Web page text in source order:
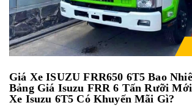
Giá Xe ISUZU FRR650 6T5 Bao
Bảng Giá Isuzu FRR 6 Tấn Rưỡi
Xe Isuzu 6T5 Có Khuyến Mãi Gì?